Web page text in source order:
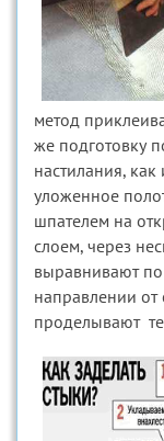
метод
же подготовку
настилания,
уложенное
шпателем на
слоем, через
выравнивают
направлении
проделывают